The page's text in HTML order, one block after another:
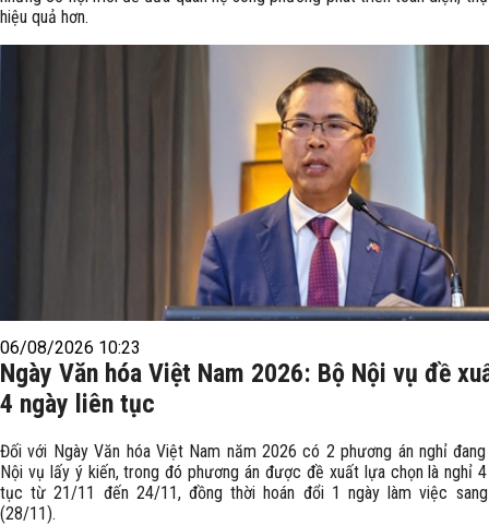
hiệu quả hơn.
06/08/2026 10:23
Ngày Văn hóa Việt Nam 2026: Bộ Nội vụ đề
4 ngày liên tục
Đối với Ngày Văn hóa Việt Nam năm 2026 có 2 phương án nghỉ
Nội vụ lấy ý kiến, trong đó phương án được đề xuất lựa chọn là nghỉ
tục từ 21/11 đến 24/11, đồng thời hoán đổi 1 ngày làm việc
(28/11).